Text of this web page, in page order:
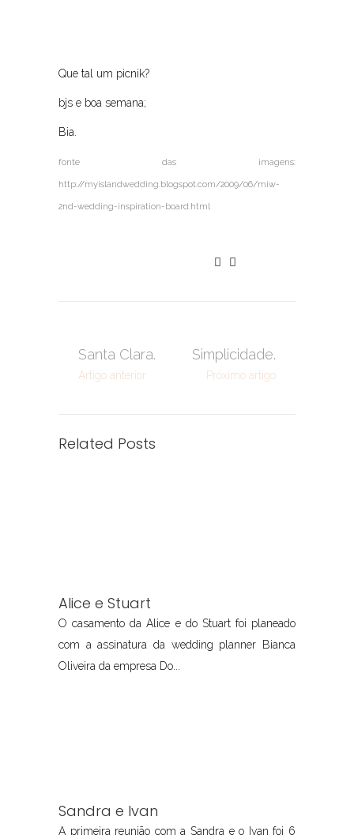
Que tal um picnik?
bjs e boa semana;
Bia.
fonte das imagens:
http://myislandwedding.blogspot.com/2009/06/miw-
2nd-wedding-inspiration-board.html
Santa Clara.
Artigo anterior
Simplicidade.
Próximo artigo
Related Posts
Alice e Stuart
O casamento da Alice e do Stuart foi planeado
com a assinatura da wedding planner Bianca
Oliveira da empresa Do...
Sandra e Ivan
A primeira reunião com a Sandra e o Ivan foi 6